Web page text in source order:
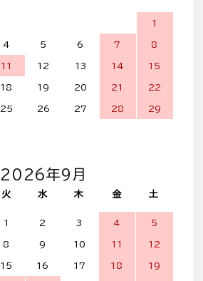
1
4 5 6 7 8
11 12 13 14 15
18 19 20 21 22
25 26 27 28 29
2026年9月
火 水 木 金 土
1 2 3 4 5
8 9 10 11 12
15 16 17 18 19